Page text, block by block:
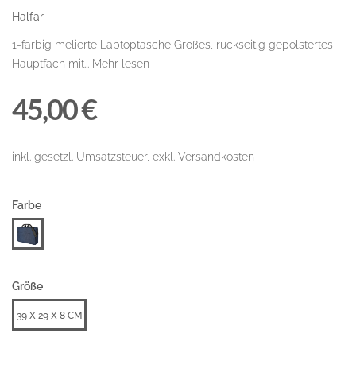
Halfar
1-farbig melierte Laptoptasche Großes, rückseitig gepolstertes
Hauptfach mit...
Mehr lesen
45,00 €
inkl. gesetzl. Umsatzsteuer, exkl. Versandkosten
Farbe
Größe
39 X 29 X 8 CM